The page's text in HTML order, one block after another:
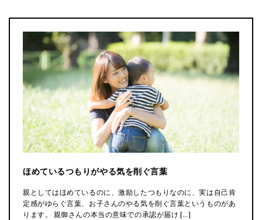
ほめているつもりがやる気を削ぐ言葉
親としてはほめているのに、激励したつもりなのに、実は自己肯
定感がゆらぐ言葉、お子さんのやる気を削ぐ言葉というものがあ
ります。 親御さんの本当の意味での承認が届け […]